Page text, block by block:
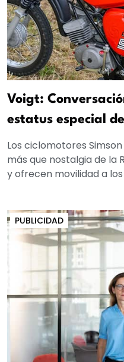
Voigt:
estatus especial
Los ciclomotores
más que nostalgia de la
y ofrecen movilidad a los
PUBLICIDAD